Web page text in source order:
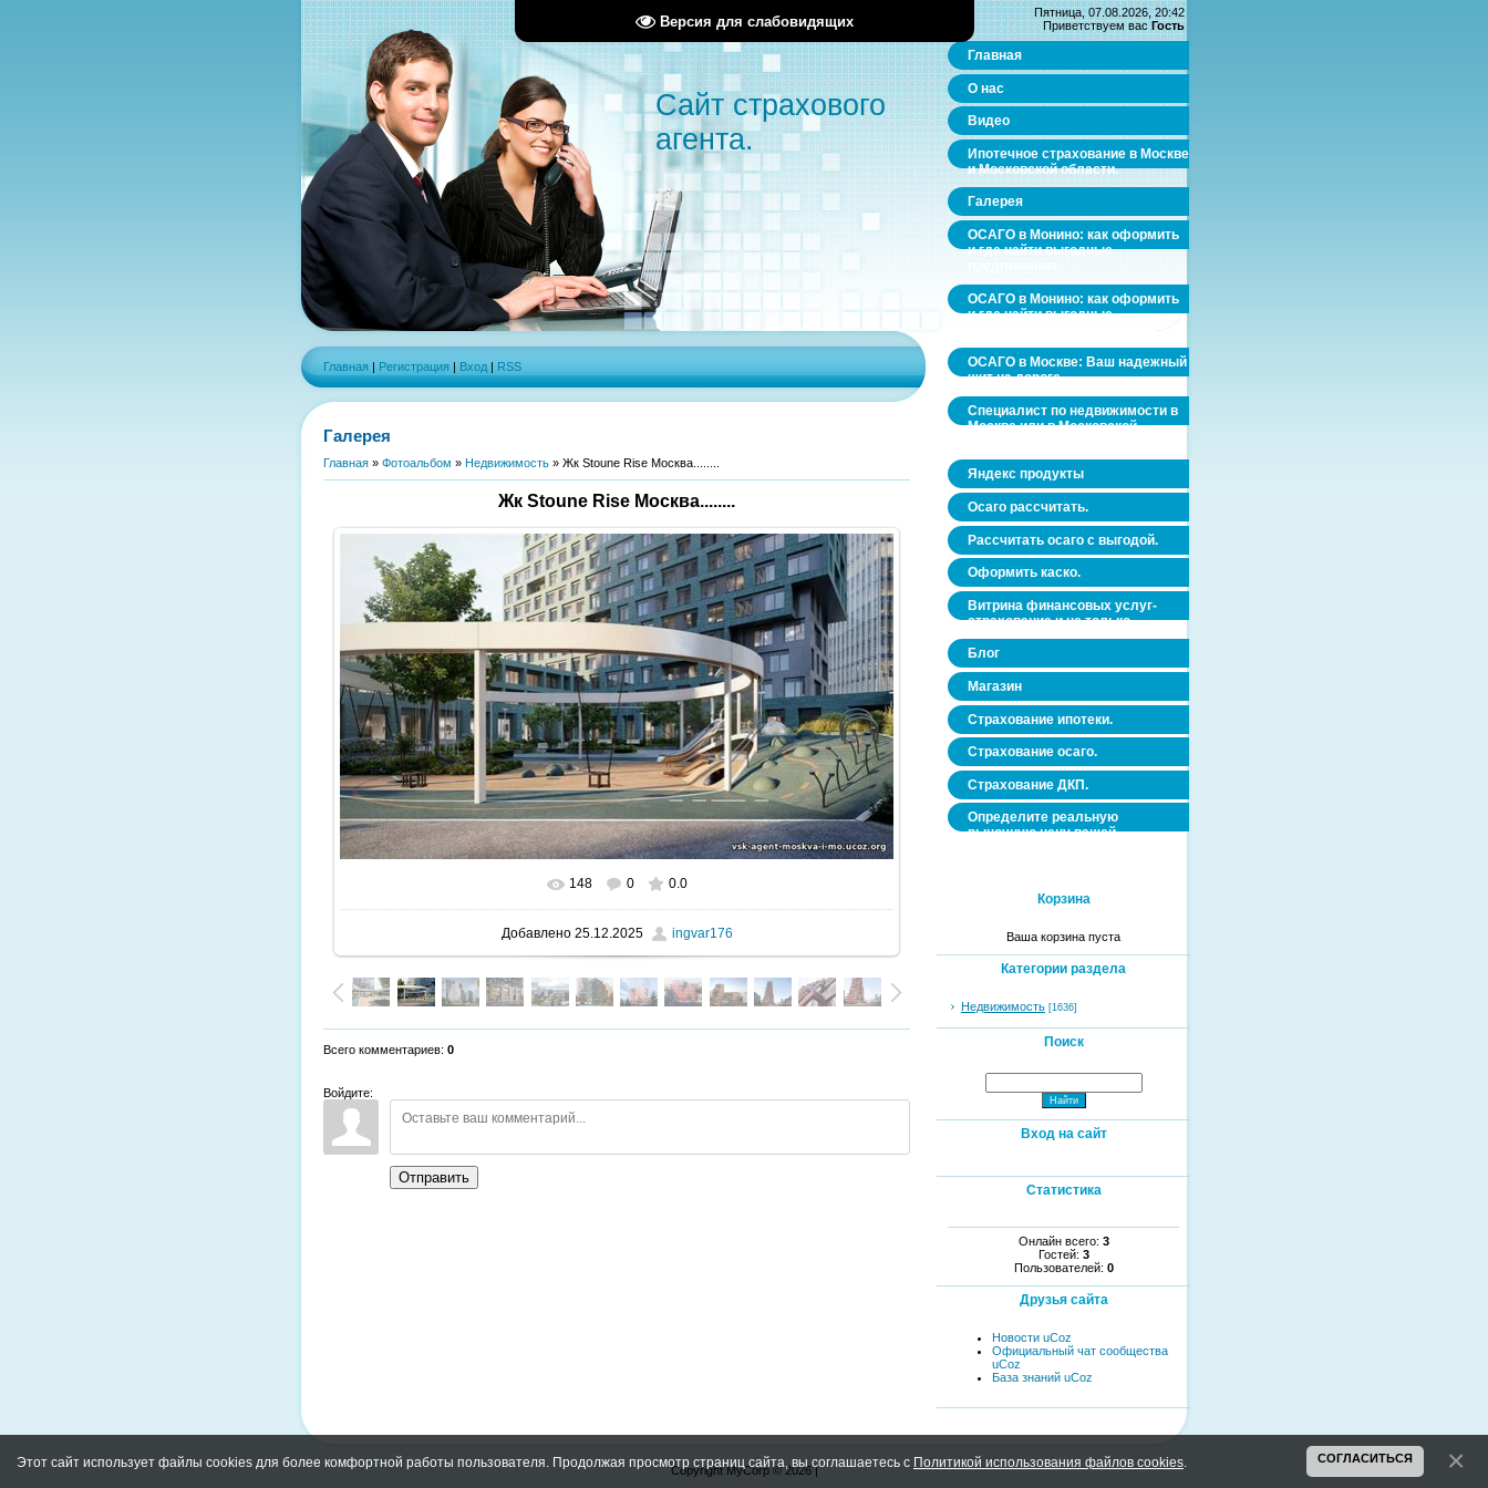
Версия для слабовидящих
Сайт страхового
агента.
Главная | Регистрация | Вход | RSS
Галерея
Главная » Фотоальбом » Недвижимость » Жк Stoune Rise Москва........
Жк Stoune Rise Москва........
В реальном размере 800x471
148 0 0.0
Добавлено25.12.2025 ingvar176
Всего комментариев: 0
Войдите:
Отправить
Пятница, 07.08.2026, 20:42
Приветствуем вас Гость
Главная
О нас
Видео
Ипотечное страхование в Москве
и Московской области.
Галерея
ОСАГО в Монино: как оформить
и где найти выгодные
ОСАГО в Монино: как оформить
и где найти выгодные
ОСАГО в Москве: Ваш надежный
щит на дороге
Специалист по недвижимости в
Москве или в Московской
Яндекс продукты
Осаго рассчитать.
Рассчитать осаго с выгодой.
Оформить каско.
Витрина финансовых услуг-
страхование и не только.
Блог
Магазин
Страхование ипотеки.
Страхование осаго.
Страхование ДКП.
Определите реальную
рыночную цену вашей
Корзина
Ваша корзина пуста
Категории раздела
Недвижимость [1636]
Поиск
Вход на сайт
Статистика
Онлайн всего: 3
Гостей: 3
Пользователей: 0
Друзья сайта
Новости uCoz
Официальный чат сообщества
uCoz
База знаний uCoz
Copyright MyCorp © 2026|
Этот сайт использует файлы cookies для более комфортной работы пользователя. Продолжая просмотр страниц сайта, вы соглашаетесь с Политикой использования файлов cookies СОГЛАСИТЬСЯ